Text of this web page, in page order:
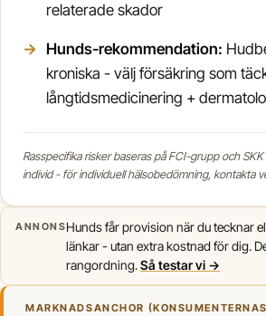
relaterade skador
Hunds-rekommendation:
kroniska - välj försäkring som
långtidsmedicinering +
Rasspecifika risker baseras på FCI-grupp och
individ - för individuell hälsobedömning, kontakta
ANNONSHunds får provision när du tecknar
länkar - utan extra kostnad för dig.
rangordning.Så testar vi →
MARKNADSANCHOR (KONSUMENTERNAS